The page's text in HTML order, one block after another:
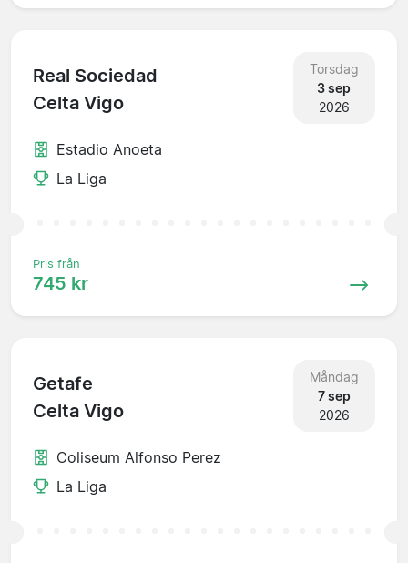
Real Sociedad
Celta Vigo
Torsdag
3 sep
2026
Estadio Anoeta
La Liga
Pris från
745 kr
Getafe
Celta Vigo
Måndag
7 sep
2026
Coliseum Alfonso Perez
La Liga